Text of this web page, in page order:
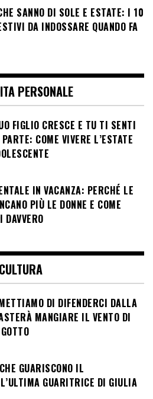
SANNO DI SOLE E ESTATE: I 10
DA INDOSSARE QUANDO FA
PERSONALE
FIGLIO CRESCE E TU TI SENTI
COME VIVERE L’ESTATE
IN VACANZA: PERCHÉ LE
PIÙ LE DONNE E COME
DAVVERO
CULTURA
DI DIFENDERCI DALLA
MANGIARE IL VENTO DI
GUARISCONO IL
GUARITRICE DI GIULIA